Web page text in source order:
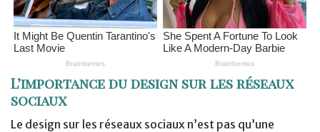
L’importance du design sur les réseaux
sociaux
Le design sur les réseaux sociaux n’est pas qu’une